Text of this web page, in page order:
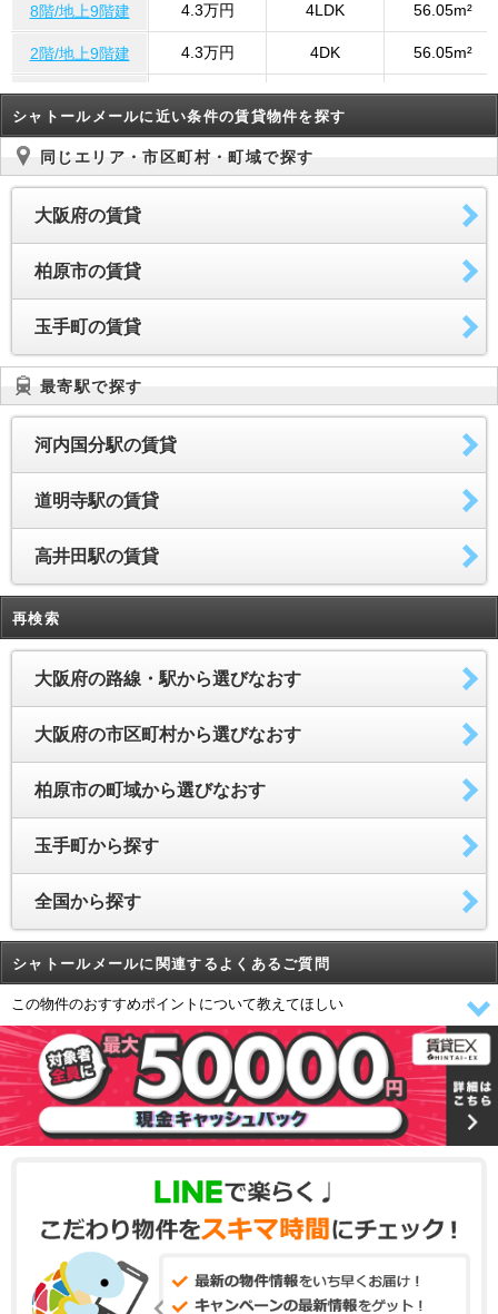
8階/地上9階建 4.3万円 4LDK 56.05m²
2階/地上9階建 4.3万円 4DK 56.05m²
8階/地上9階建 4.3万円 3DK 56.0m²
3-4階/地上5階建 4.3万円 4DK 56.05m²
8階/地上8階建 4.3万円 4DK 56.05m²
シャトールメールに近い条件の賃貸物件を探す
同じエリア・市区町村・町域で探す
大阪府の賃貸
柏原市の賃貸
玉手町の賃貸
最寄駅で探す
河内国分駅の賃貸
道明寺駅の賃貸
高井田駅の賃貸
再検索
大阪府の路線・駅から選びなおす
大阪府の市区町村から選びなおす
柏原市の町域から選びなおす
玉手町から探す
全国から探す
シャトールメールに関連するよくあるご質問
この物件のおすすめポイントについて教えてほしい